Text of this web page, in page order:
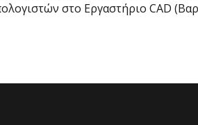
στο Εργαστήριο CAD